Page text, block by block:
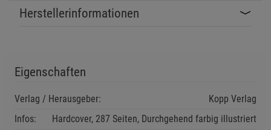
Herstellerinformationen
Eigenschaften
Verlag / Herausgeber:
Kopp Verlag
Infos:
Hardcover, 287 Seiten, Durchgehend farbig illustriert
Einstellungen speichern für die Gruppe
Zurück Einstellungen speichern für die Gruppe
Einwilligung nicht erteilen